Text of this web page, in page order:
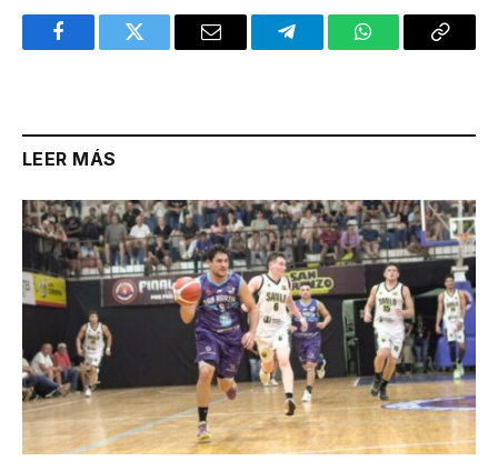
FacebookTwitter Email TelegramWhatsAppCopy
LEER MÁS